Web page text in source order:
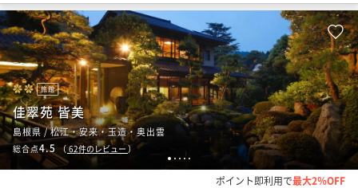
1 2 3 4 5
旅館
佳翠苑 皆美
島根県 / 松江・安来・玉造・奥出雲
総合点4.5 （62件のレビュー）
ポイント即利用で最大2％OFF